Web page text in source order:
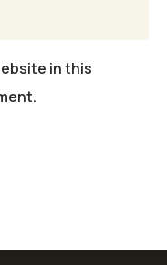
in this